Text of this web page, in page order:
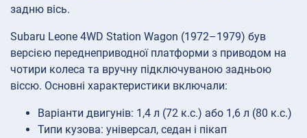
задню вісь.
Subaru Leone 4WD Station Wagon (1972–1979) був
версією переднеприводної платформи з приводом на
чотири колеса та вручну підключуваною задньою
віссю. Основні характеристики включали:
Варіанти двигунів: 1,4 л (72 к.с.) або 1,6 л (80 к.с.)
Типи кузова: універсал, седан і пікап